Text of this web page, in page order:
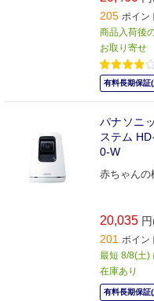
205 ポイン
商品入荷後
お取り寄せ
有料長期保証
パナソニ
ステム
0-W
赤ちゃんの
20,035
201 ポイン
最短 8/8(土)
在庫あり
有料長期保証